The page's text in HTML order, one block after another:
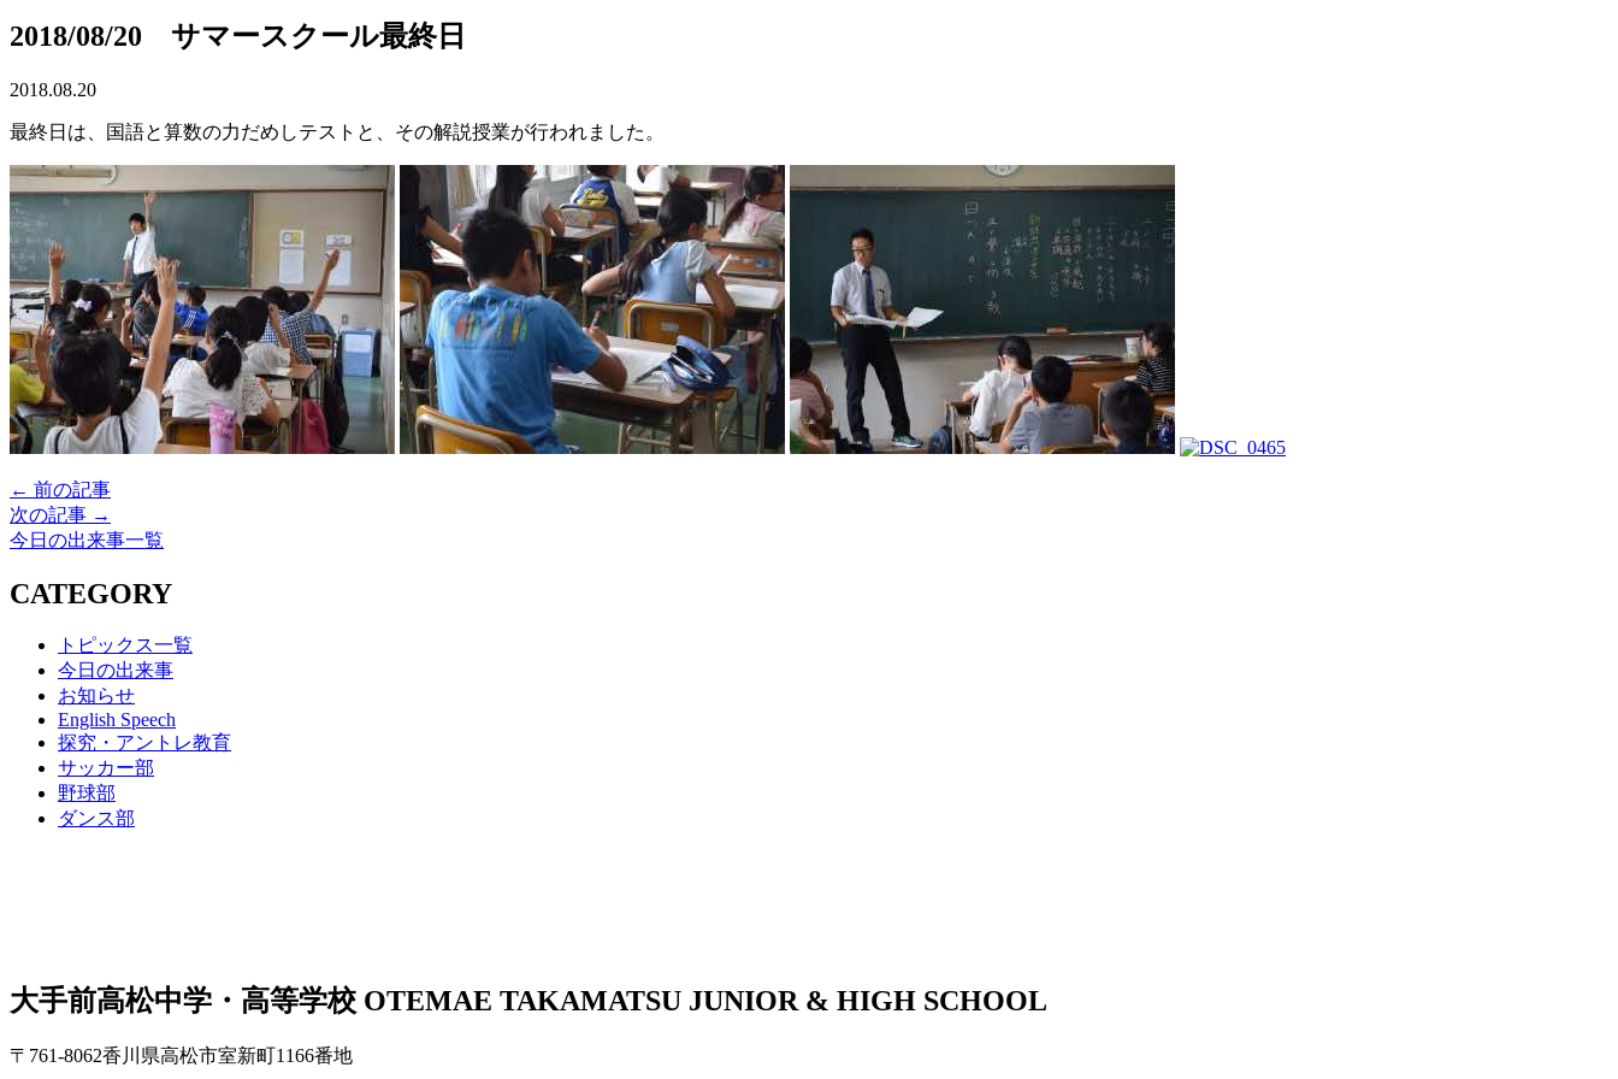
2018/08/20 サマースクール最終日
2018.08.20
最終日は、国語と算数の力だめしテストと、その解説授業が行われました。
← 前の記事
次の記事 →
今日の出来事一覧
CATEGORY
トピックス一覧
今日の出来事
お知らせ
English Speech
探究・アントレ教育
サッカー部
野球部
ダンス部
大手前高松中学・高等学校 OTEMAE TAKAMATSU JUNIOR & HIGH SCHOOL
〒761-8062香川県高松市室新町1166番地